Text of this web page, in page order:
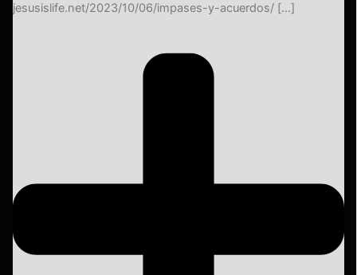
jesusislife.net/2023/10/06/impases-y-acuerdos/ […]